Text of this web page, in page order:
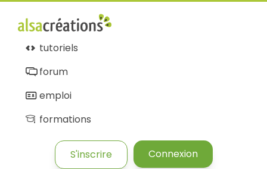
tutoriels
forum
emploi
formations
S'inscrire Connexion